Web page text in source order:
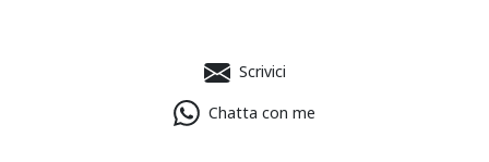
Scrivici
Chatta con me